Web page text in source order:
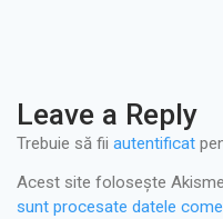
Leave a Reply
Trebuie să fii autentificat
Acest site folosește
sunt procesate datele